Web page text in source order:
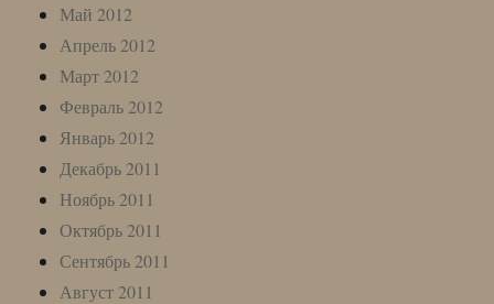
Май 2012
Апрель 2012
Март 2012
Февраль 2012
Январь 2012
Декабрь 2011
Ноябрь 2011
Октябрь 2011
Сентябрь 2011
Август 2011